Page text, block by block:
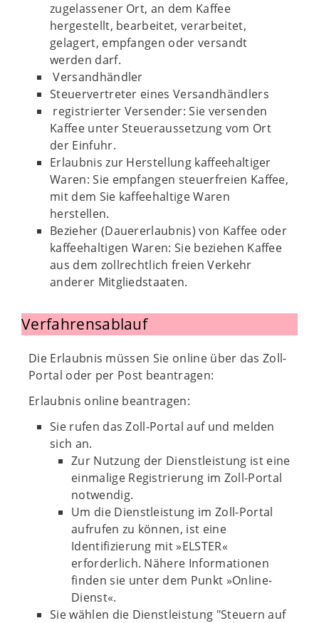
zugelassener Ort, an dem Kaffee
hergestellt, bearbeitet, verarbeitet,
gelagert, empfangen oder versandt
werden darf.
Versandhändler
Steuervertreter eines Versandhändlers
registrierter Versender: Sie versenden
Kaffee unter Steueraussetzung vom Ort
der Einfuhr.
Erlaubnis zur Herstellung kaffeehaltiger
Waren: Sie empfangen steuerfreien Kaffee,
mit dem Sie kaffeehaltige Waren
herstellen.
Bezieher (Dauererlaubnis) von Kaffee oder
kaffeehaltigen Waren: Sie beziehen Kaffee
aus dem zollrechtlich freien Verkehr
anderer Mitgliedstaaten.
Verfahrensablauf
Die Erlaubnis müssen Sie online über das Zoll-
Portal oder per Post beantragen:
Erlaubnis online beantragen:
Sie rufen das Zoll-Portal auf und melden
sich an.
Zur Nutzung der Dienstleistung ist eine
einmalige Registrierung im Zoll-Portal
notwendig.
Um die Dienstleistung im Zoll-Portal
aufrufen zu können, ist eine
Identifizierung mit »ELSTER«
erforderlich. Nähere Informationen
finden sie unter dem Punkt »Online-
Dienst«.
Sie wählen die Dienstleistung "Steuern auf